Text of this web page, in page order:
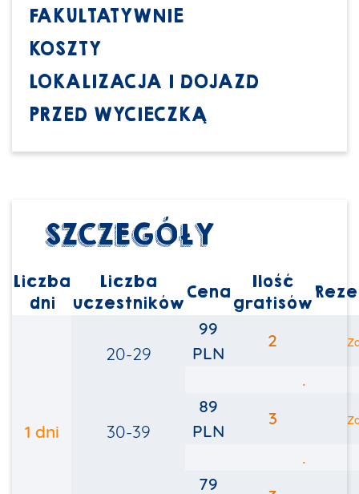
FAKULTATYWNIE
KOSZTY
LOKALIZACJA I DOJAZD
PRZED WYCIECZKĄ
SZCZEGÓŁY
Liczba
dni
Liczba
uczestnikówCena
Ilość
gratisów
1 dni
20-29
99
PLN
2
.
30-39
89
PLN
3
.
79